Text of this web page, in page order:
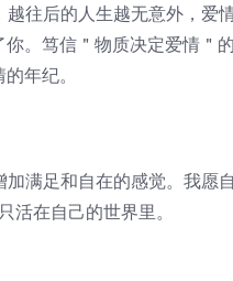
往后的人生越无意外，爱
。笃信＂物质决定爱情＂
年纪。
满足和自在的感觉。我愿
在自己的世界里。